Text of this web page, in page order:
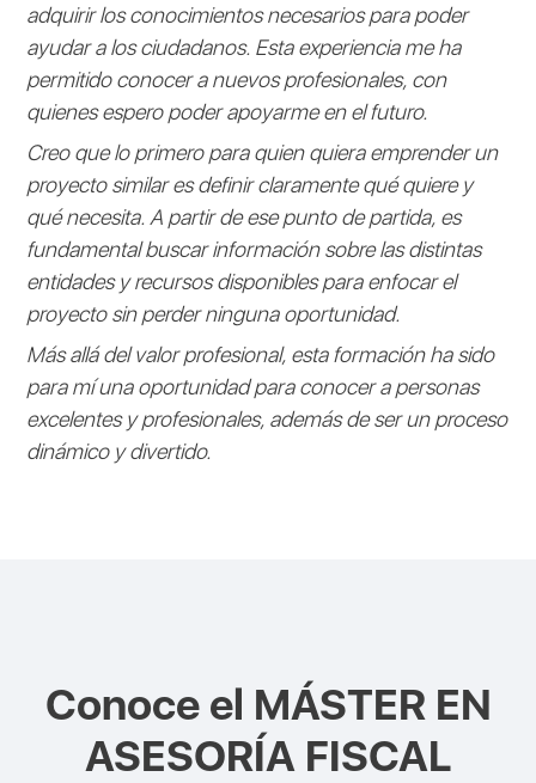
adquirir los conocimientos necesarios para poder
ayudar a los ciudadanos. Esta experiencia me ha
permitido conocer a nuevos profesionales, con
quienes espero poder apoyarme en el futuro.
Creo que lo primero para quien quiera emprender un
proyecto similar es definir claramente qué quiere y
qué necesita. A partir de ese punto de partida, es
fundamental buscar información sobre las distintas
entidades y recursos disponibles para enfocar el
proyecto sin perder ninguna oportunidad.
Más allá del valor profesional, esta formación ha sido
para mí una oportunidad para conocer a personas
excelentes y profesionales, además de ser un proceso
dinámico y divertido.
Conoce el MÁSTER EN
ASESORÍA FISCAL